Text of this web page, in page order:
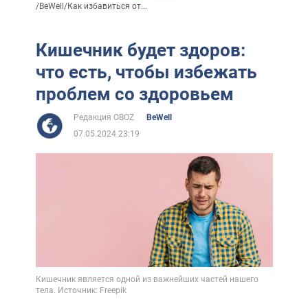
/BeWell/Как избавиться от...
Кишечник будет здоров:
что есть, чтобы избежать
проблем со здоровьем
Редакция OBOZ
BeWell
07.05.2024 23:19
Кишечник является одной из важнейших частей нашего
тела. Источник: Freepik